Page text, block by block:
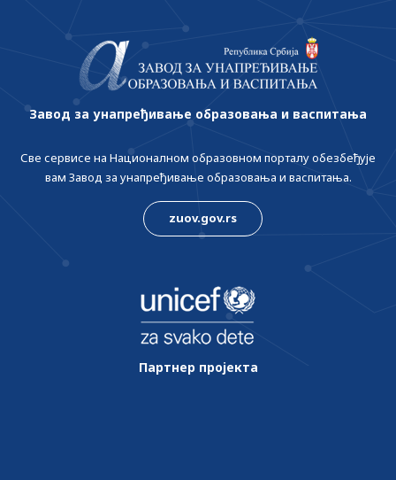
Завод за унапређивање образовања и васпитања
Све сервисе на Националном образовном порталу обезбеђује
вам Завод за унапређивање образовања и васпитања.
zuov.gov.rs
Партнер пројекта